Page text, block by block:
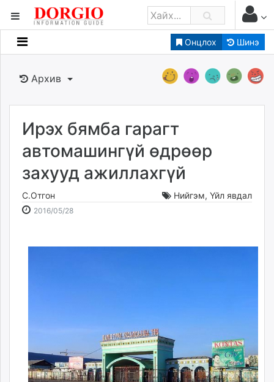
Онцлох Шинэ
Мэдээллийн
Банк санхүү
Бизнес ААН
Төрийн
Нийслэлийн
dorgio.mn
Gogo.mn
caak.mn
shuud.mn
eagle.mn
Архив
Ирэх бямба гарагт
автомашингүй өдрөөр
захууд ажиллахгүй
С.Отгон Нийгэм, Үйл явдал
2016/05/282016-
2026-